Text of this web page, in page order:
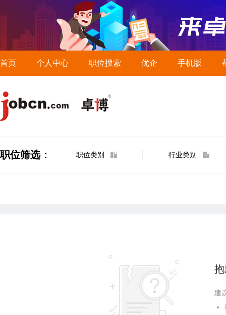
首页 个人中心 职位搜索 优企 手机版
职位筛选： 职位类别 行业类别
建